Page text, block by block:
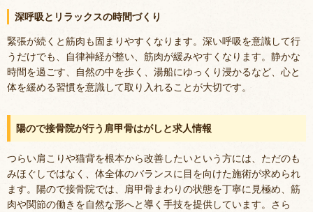
深呼吸とリラックスの時間づくり
緊張が続くと筋肉も固まりやすくなります。深い呼吸を意識して行
うだけでも、自律神経が整い、筋肉が緩みやすくなります。静かな
時間を過ごす、自然の中を歩く、湯船にゆっくり浸かるなど、心と
体を緩める習慣を意識して取り入れることが大切です。
陽ので接骨院が行う肩甲骨はがしと求人情報
つらい肩こりや猫背を根本から改善したいという方には、ただのも
みほぐしではなく、体全体のバランスに目を向けた施術が求められ
ます。陽ので接骨院では、肩甲骨まわりの状態を丁寧に見極め、筋
肉や関節の働きを自然な形へと導く手技を提供しています。さら